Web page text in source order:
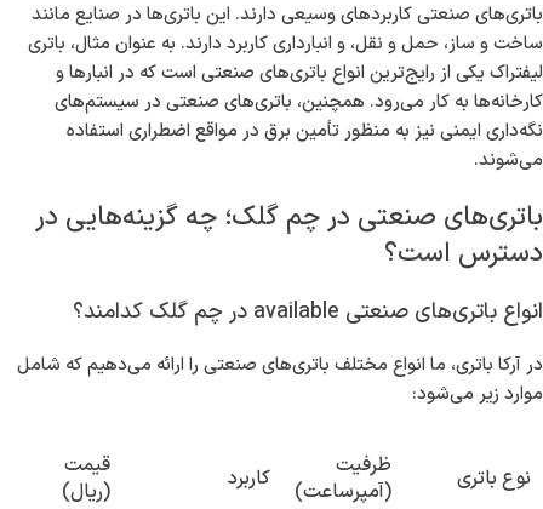
باتری‌های صنعتی کاربردهای وسیعی دارند. این باتری‌ها در صنایع مانند
ساخت و ساز، حمل و نقل، و انبارداری کاربرد دارند. به عنوان مثال، باتری
لیفتراک یکی از رایج‌ترین انواع باتری‌های صنعتی است که در انبارها و
کارخانه‌ها به کار می‌رود. همچنین، باتری‌های صنعتی در سیستم‌های
نگه‌داری ایمنی نیز به منظور تأمین برق در مواقع اضطراری استفاده
می‌شوند.
باتری‌های صنعتی در چم گلک؛ چه گزینه‌هایی در
دسترس است؟
انواع باتری‌های صنعتی available در چم گلک کدامند؟
در آرکا باتری، ما انواع مختلف باتری‌های صنعتی را ارائه می‌دهیم که شامل
موارد زیر می‌شود:
نوع باتری
ظرفیت
(آمپرساعت)
کاربرد
قیمت
(ریال)